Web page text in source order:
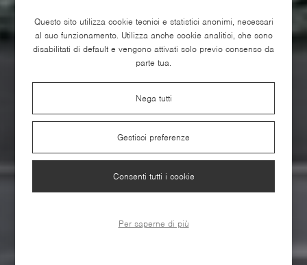
Nicolis Academy
La tua porta sul mondo del lavoro
Questo sito utilizza cookie tecnici e statistici anonimi, necessari
al suo funzionamento. Utilizza anche cookie analitici, che sono
disabilitati di default e vengono attivati solo previo consenso da
parte tua.
Nega tutti
Gestisci preferenze
Consenti tutti i cookie
Per saperne di più